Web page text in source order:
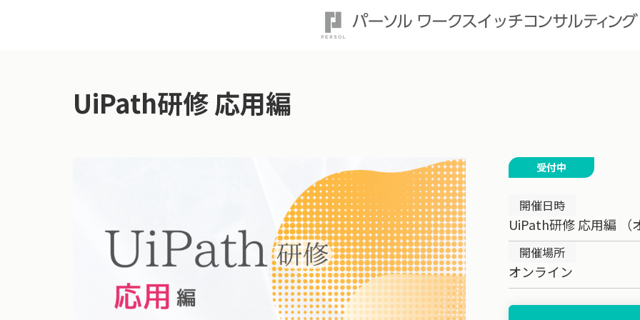
UiPath研修 応用編
受付中
開催日時
UiPath研修 応用編 （
開催場所
オンライン